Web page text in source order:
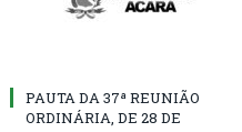
PAUTA DA 37ª REUNIÃO
ORDINÁRIA, DE 28 DE